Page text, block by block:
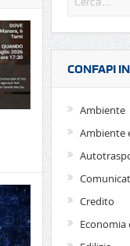
CONFAPI
Ambiente
Ambiente
Credito
Economia